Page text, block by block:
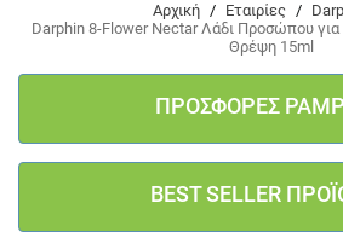
Αρχική / Εταιρίες /
Darphin 8-Flower Nectar Λάδι Προσώπου για
Θρέψη 15ml
ΠΡΟΣΦΟΡΕΣ
BEST SELLER